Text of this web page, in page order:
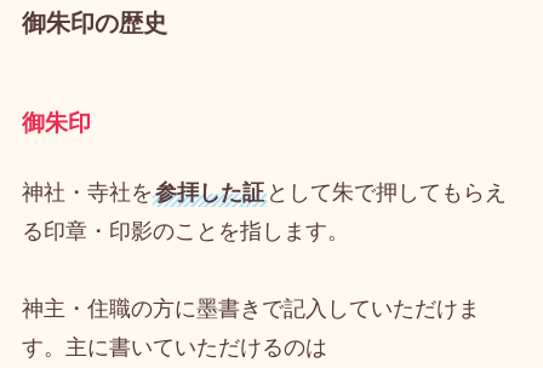
御朱印の歴史
御朱印
神社・寺社を参拝した証として朱で押してもらえ
る印章・印影のことを指します。
神主・住職の方に墨書きで記入していただけま
す。主に書いていただけるのは